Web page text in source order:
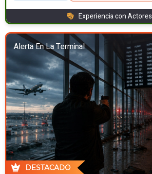
Experiencia con Actores
Alerta En La Terminal
DESTACADO